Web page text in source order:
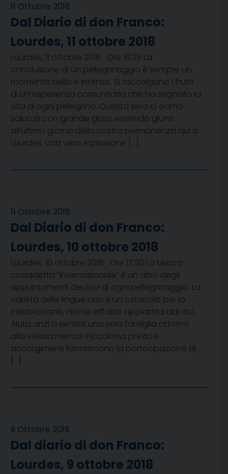
11 Ottobre 2018
Dal Diario di don Franco:
Lourdes, 11 ottobre 2018
Lourdes, 11 ottobre 2018 Ore 19.25 La
conclusione di un pellegrinaggio è sempre un
momento bello e intenso. Si raccolgono i frutti
di un’esperienza comunitaria che ha segnato la
vita di ogni pellegrino. Questa sera ci siamo
salutati con grande gioia, essendo giunti
all’ultimo giorno della nostra permanenza qui a
Lourdes. Una vera esplosione […]
11 Ottobre 2018
Dal Diario di don Franco:
Lourdes, 10 ottobre 2018
Lourdes, 10 ottobre 2018 Ore 17.20 La Messa
cosiddetta “internazionale” è un altro degli
appuntamenti decisivi di ogni pellegrinaggio. La
varietà delle lingue non è un ostacolo per la
celebrazione, niente affatto appiattita dal rito.
Aiuta anzi a sentirsi una sola famiglia attorno
alla stessa mensa. Piccoli ma preziosi
accorgimenti favoriscono la partecipazione di
[…]
9 Ottobre 2018
Dal diario di don Franco:
Lourdes, 9 ottobre 2018